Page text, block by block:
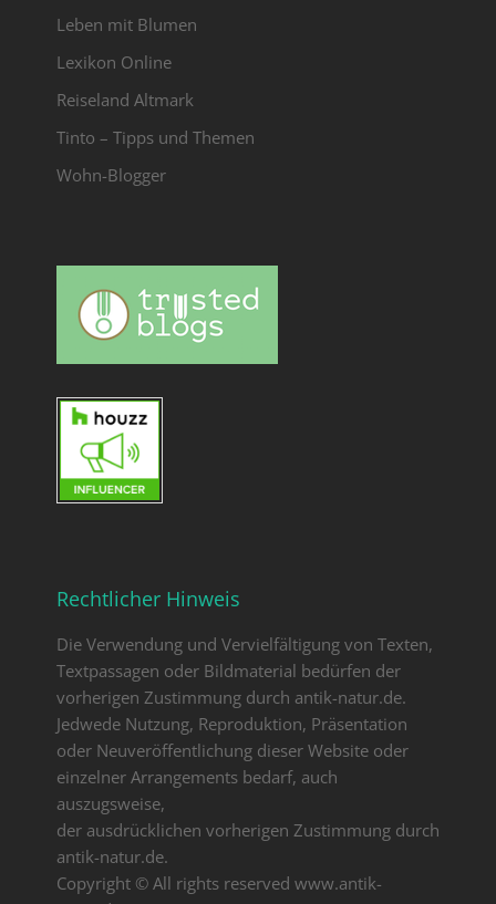
Leben mit Blumen
Lexikon Online
Reiseland Altmark
Tinto – Tipps und Themen
Wohn-Blogger
Rechtlicher Hinweis
Die Verwendung und Vervielfältigung von Texten,
Textpassagen oder Bildmaterial bedürfen der
vorherigen Zustimmung durch antik-natur.de.
Jedwede Nutzung, Reproduktion, Präsentation
oder Neuveröffentlichung dieser Website oder
einzelner Arrangements bedarf, auch
auszugsweise,
der ausdrücklichen vorherigen Zustimmung durch
antik-natur.de.
Copyright © All rights reserved www.antik-